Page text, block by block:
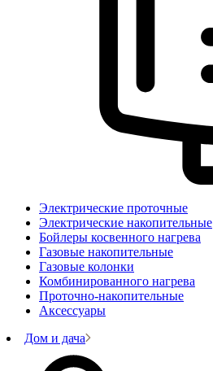
Электрические проточные
Электрические накопительные
Бойлеры косвенного нагрева
Газовые накопительные
Газовые колонки
Комбинированного нагрева
Проточно-накопительные
Аксессуары
Дом и дача